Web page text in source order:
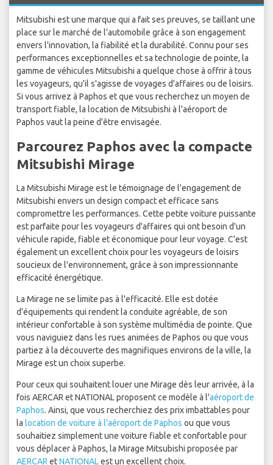
Mitsubishi est une marque qui a fait ses preuves, se taillant une
place sur le marché de l'automobile grâce à son engagement
envers l'innovation, la fiabilité et la durabilité. Connu pour ses
performances exceptionnelles et sa technologie de pointe, la
gamme de véhicules Mitsubishi a quelque chose à offrir à tous
les voyageurs, qu'il s'agisse de voyages d'affaires ou de loisirs.
Si vous arrivez à Paphos et que vous recherchez un moyen de
transport fiable, la location de Mitsubishi à l'aéroport de
Paphos vaut la peine d'être envisagée.
Parcourez Paphos avec la compacte
Mitsubishi Mirage
La Mitsubishi Mirage est le témoignage de l'engagement de
Mitsubishi envers un design compact et efficace sans
compromettre les performances. Cette petite voiture puissante
est parfaite pour les voyageurs d'affaires qui ont besoin d'un
véhicule rapide, fiable et économique pour leur voyage. C'est
également un excellent choix pour les voyageurs de loisirs
soucieux de l'environnement, grâce à son impressionnante
efficacité énergétique.
La Mirage ne se limite pas à l'efficacité. Elle est dotée
d'équipements qui rendent la conduite agréable, de son
intérieur confortable à son système multimédia de pointe. Que
vous naviguiez dans les rues animées de Paphos ou que vous
partiez à la découverte des magnifiques environs de la ville, la
Mirage est un choix superbe.
Pour ceux qui souhaitent louer une Mirage dès leur arrivée, à la
fois AERCAR et NATIONAL proposent ce modèle à l'aéroport de
Paphos. Ainsi, que vous recherchiez des prix imbattables pour
la location de voiture à l'aéroport de Paphos ou que vous
souhaitiez simplement une voiture fiable et confortable pour
vous déplacer à Paphos, la Mirage Mitsubishi proposée par
AERCAR etNATIONALest un excellent choix.